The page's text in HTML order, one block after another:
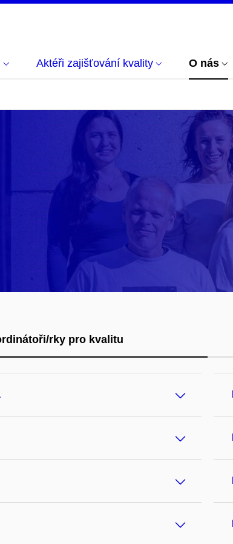
Aktéři zajišťování kvality O nás
rky pro kvalitu